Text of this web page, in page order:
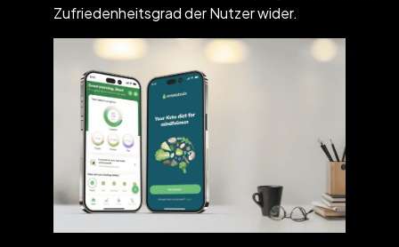
Zufriedenheitsgrad der Nutzer wider.